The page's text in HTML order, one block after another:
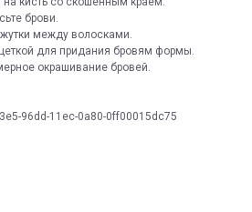
брови.
между волосками.
для придания бровям формы.
окрашивание бровей.
96dd-11ec-0a80-0ff00015dc75